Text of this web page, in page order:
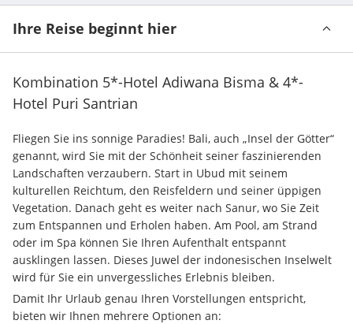
Ihre Reise beginnt hier
Kombination 5*-Hotel Adiwana Bisma & 4*-
Hotel Puri Santrian
Fliegen Sie ins sonnige Paradies! Bali, auch „Insel der Götter“
genannt, wird Sie mit der Schönheit seiner faszinierenden
Landschaften verzaubern. Start in Ubud mit seinem
kulturellen Reichtum, den Reisfeldern und seiner üppigen
Vegetation. Danach geht es weiter nach Sanur, wo Sie Zeit
zum Entspannen und Erholen haben. Am Pool, am Strand
oder im Spa können Sie Ihren Aufenthalt entspannt
ausklingen lassen. Dieses Juwel der indonesischen Inselwelt
wird für Sie ein unvergessliches Erlebnis bleiben.
Damit Ihr Urlaub genau Ihren Vorstellungen entspricht,
bieten wir Ihnen mehrere Optionen an: